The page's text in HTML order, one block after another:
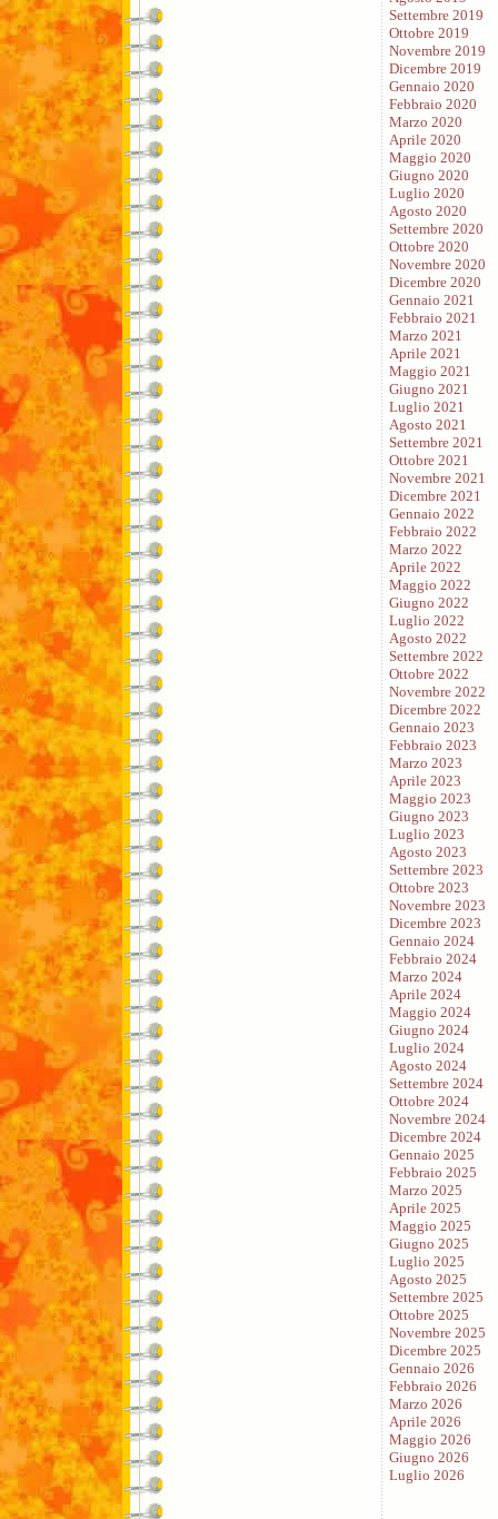
Settembre 2019
Ottobre 2019
Novembre 2019
Dicembre 2019
Gennaio 2020
Febbraio 2020
Marzo 2020
Aprile 2020
Maggio 2020
Giugno 2020
Luglio 2020
Agosto 2020
Settembre 2020
Ottobre 2020
Novembre 2020
Dicembre 2020
Gennaio 2021
Febbraio 2021
Marzo 2021
Aprile 2021
Maggio 2021
Giugno 2021
Luglio 2021
Agosto 2021
Settembre 2021
Ottobre 2021
Novembre 2021
Dicembre 2021
Gennaio 2022
Febbraio 2022
Marzo 2022
Aprile 2022
Maggio 2022
Giugno 2022
Luglio 2022
Agosto 2022
Settembre 2022
Ottobre 2022
Novembre 2022
Dicembre 2022
Gennaio 2023
Febbraio 2023
Marzo 2023
Aprile 2023
Maggio 2023
Giugno 2023
Luglio 2023
Agosto 2023
Settembre 2023
Ottobre 2023
Novembre 2023
Dicembre 2023
Gennaio 2024
Febbraio 2024
Marzo 2024
Aprile 2024
Maggio 2024
Giugno 2024
Luglio 2024
Agosto 2024
Settembre 2024
Ottobre 2024
Novembre 2024
Dicembre 2024
Gennaio 2025
Febbraio 2025
Marzo 2025
Aprile 2025
Maggio 2025
Giugno 2025
Luglio 2025
Agosto 2025
Settembre 2025
Ottobre 2025
Novembre 2025
Dicembre 2025
Gennaio 2026
Febbraio 2026
Marzo 2026
Aprile 2026
Maggio 2026
Giugno 2026
Luglio 2026